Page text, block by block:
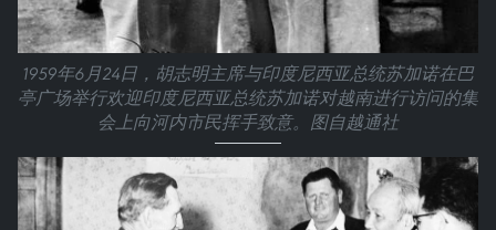
1959年6月24日，胡志明主席与印度尼西亚总统苏加诺在巴
亭广场举行欢迎印度尼西亚总统苏加诺对越南进行访问的集
会上向河内市民挥手致意。图自越通社